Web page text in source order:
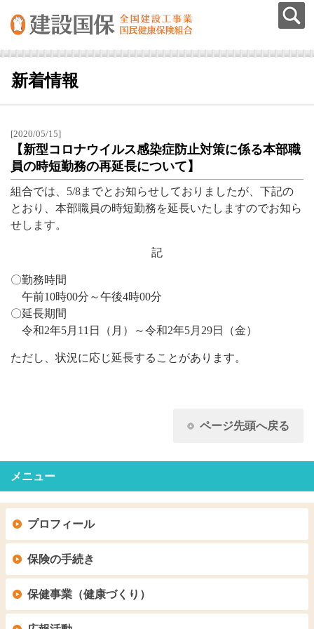
新着情報
[2020/05/15]
【新型コロナウイルス感染症防止対策に係る本部職
員の時短勤務の再延長について】
組合では、5/8までとお知らせしておりましたが、下記の
とおり、本部職員の時短勤務を延長いたしますのでお知ら
せします。
記
〇勤務時間
午前10時00分～午後4時00分
〇延長期間
令和2年5月11日（月）～令和2年5月29日（金）
ただし、状況に応じ延長することがあります。
ページ先頭へ戻る
メニュー
プロフィール
保険の手続き
保健事業（健康づくり）